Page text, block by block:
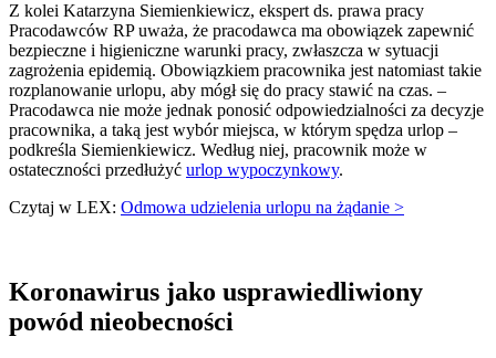
Z kolei Katarzyna Siemienkiewicz, ekspert ds. prawa pracy
Pracodawców RP uważa, że pracodawca ma obowiązek zapewnić
bezpieczne i higieniczne warunki pracy, zwłaszcza w sytuacji
zagrożenia epidemią. Obowiązkiem pracownika jest natomiast takie
rozplanowanie urlopu, aby mógł się do pracy stawić na czas. –
Pracodawca nie może jednak ponosić odpowiedzialności za decyzje
pracownika, a taką jest wybór miejsca, w którym spędza urlop –
podkreśla Siemienkiewicz. Według niej, pracownik może w
ostateczności przedłużyć urlop wypoczynkowy.
Czytaj w LEX: Odmowa udzielenia urlopu na żądanie >
Koronawirus jako usprawiedliwiony
powód nieobecności